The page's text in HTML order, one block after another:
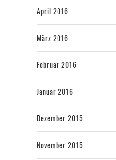
April 2016
März 2016
Februar 2016
Januar 2016
Dezember 2015
November 2015